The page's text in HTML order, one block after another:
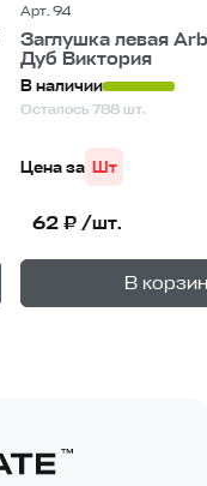
Арт. 94
Заглушка левая
Дуб Виктория
В наличии
Осталось 788 шт.
Цена за Шт
62 ₽ /шт.
В 1